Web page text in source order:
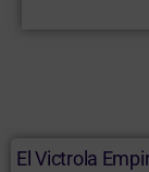
El Victrola